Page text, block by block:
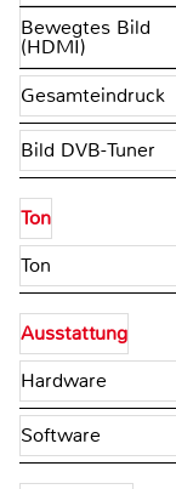
Bewegtes Bild
(HDMI)
Gesamteindruck
Bild DVB-Tuner
Ton
Ton
Ausstattung
Hardware
Software